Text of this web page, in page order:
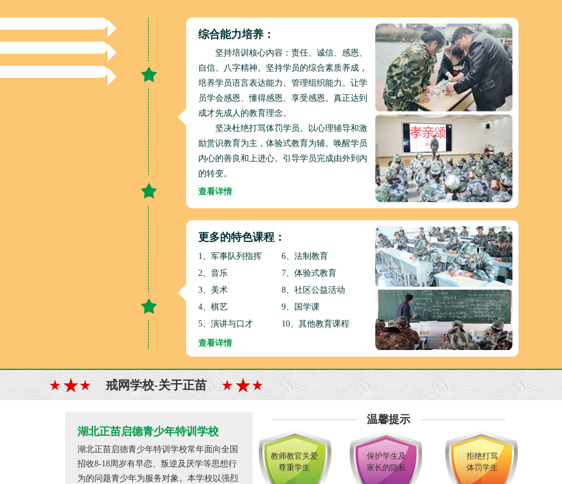
综合能力培养：
坚持培训核心内容：责任、诚信、感恩、
自信、八字精神。坚持学员的综合素质养成，
培养学员语言表达能力、管理组织能力。让学
员学会感恩、懂得感恩、享受感恩。真正达到
成才先成人的教育理念。
坚决杜绝打骂体罚学员。以心理辅导和激
励赏识教育为主，体验式教育为辅。唤醒学员
内心的善良和上进心。引导学员完成由外到内
的转变。
查看详情
更多的特色课程：
1、军事队列指挥
6、法制教育
2、音乐
7、体验式教育
3、美术
8、社区公益活动
4、棋艺
9、国学课
5、演讲与口才
10、其他教育课程
查看详情
戒网学校-关于正苗
湖北正苗启德青少年特训学校
湖北正苗启德青少年特训学校常年面向全国
招收8-18周岁有早恋、叛逆及厌学等思想行
为的问题青少年为服务对象。本学校以强烈
温馨提示
教师教官关爱
尊重学生
保护学生及
家长的隐私
拒绝打骂
体罚学生